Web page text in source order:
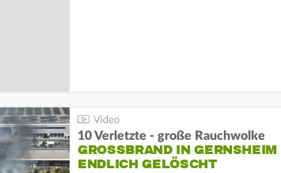
10 Verletzte - große Rauchwolke
GROSSBRAND IN GERNSHEIM E
NDLICH GELÖSCHT